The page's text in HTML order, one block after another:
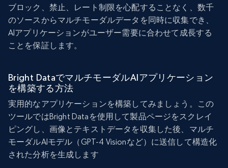
ブロック、禁止、レート制限を心配することなく、数千
のソースからマルチモーダルデータを同時に収集でき、
AIアプリケーションがユーザー需要に合わせて成長する
ことを保証します。
Bright DataでマルチモーダルAIアプリケーション
を構築する方法
実用的なアプリケーションを構築してみましょう。この
ツールではBright Dataを使用して製品ページをスクレイ
ピングし、画像とテキストデータを収集した後、マルチ
モーダルAIモデル（GPT-4 Visionなど）に送信して構造化
された分析を生成します